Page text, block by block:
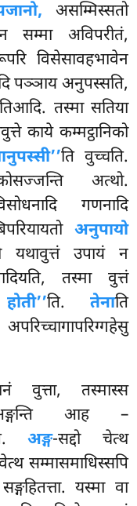
असम्मिस्सतो
सम्मा अविपरीतं,
विसेसावहभावेन
पञ्ञाय अनुपस्सति,
तिआदि. तस्मा सतिया
काये कम्मट्ठानिको
ति वुच्चति.
अत्थो.
गणनादि
अनुपायो
यथावुत्तं उपायं न
तस्मा वुत्तं
ति. तेनाति
वुत्ता, तस्मास्स
अङ्गन्ति आह –
अङ्ग-सद्दो चेत्थ
सम्मासमाधिस्सपि
यस्मा वा